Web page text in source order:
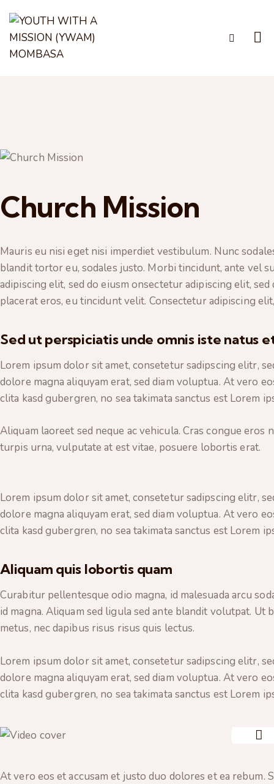
Church Mission
Mauris eu nisi eget nisi imperdiet vestibulum. Nunc
blandit tortor eu, sodales justo. Morbi tincidunt, ante vel
adipiscing elit, sed do eiusm onsectetur adipiscing elit,
placerat eros, eu tincidunt velit. Consectetur adipiscing
Sed ut perspiciatis unde omnis iste natus
Lorem ipsum dolor sit amet, consetetur sadipscing elitr,
dolore magna aliquyam erat, sed diam voluptua. At vero
clita kasd gubergren, no sea takimata sanctus est Lorem
Aliquam laoreet sed neque ac vehicula. Cras congue eros
turpis urna, vulputate at est vitae, posuere lobortis erat.
Lorem ipsum dolor sit amet, consetetur sadipscing elitr,
dolore magna aliquyam erat, sed diam voluptua. At vero
clita kasd gubergren, no sea takimata sanctus est Lorem
Aliquam quis lobortis quam
Curabitur pellentesque odio magna, id malesuada arcu
id magna. Aliquam sed ligula sed ante blandit volutpat.
metus, nec dapibus risus risus quis lectus.
Lorem ipsum dolor sit amet, consetetur sadipscing elitr,
dolore magna aliquyam erat, sed diam voluptua. At vero
clita kasd gubergren, no sea takimata sanctus est Lorem
At vero eos et accusam et justo duo dolores et ea rebum.